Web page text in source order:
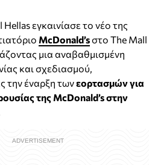
εγκαινίασε το νέο της
McDonald’sστο The Mall
μια αναβαθμισμένη
και σχεδιασμού,
την έναρξη τωνεορτασμών για
της McDonald’s στην